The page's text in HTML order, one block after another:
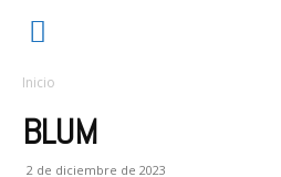
Inicio
BLUM
2 de diciembre de 2023